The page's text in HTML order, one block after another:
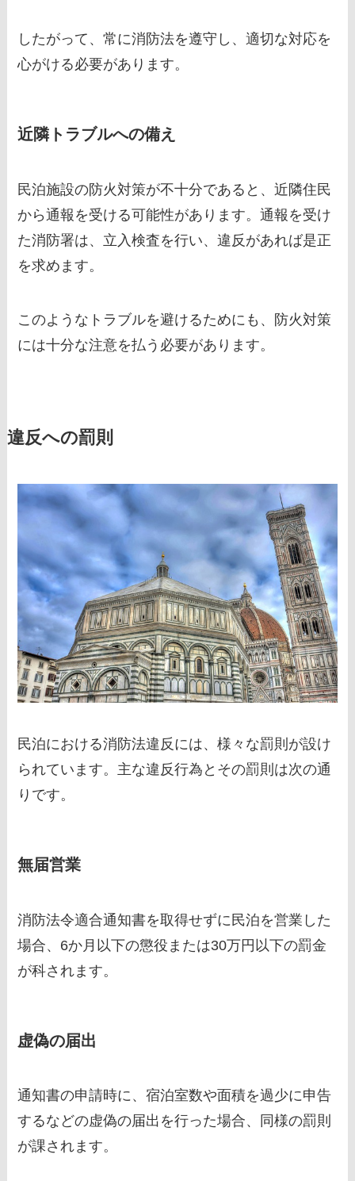
したがって、常に消防法を遵守し、適切な対応を
心がける必要があります。
近隣トラブルへの備え
民泊施設の防火対策が不十分であると、近隣住民
から通報を受ける可能性があります。通報を受け
た消防署は、立入検査を行い、違反があれば是正
を求めます。
このようなトラブルを避けるためにも、防火対策
には十分な注意を払う必要があります。
違反への罰則
民泊における消防法違反には、様々な罰則が設け
られています。主な違反行為とその罰則は次の通
りです。
無届営業
消防法令適合通知書を取得せずに民泊を営業した
場合、6か月以下の懲役または30万円以下の罰金
が科されます。
虚偽の届出
通知書の申請時に、宿泊室数や面積を過少に申告
するなどの虚偽の届出を行った場合、同様の罰則
が課されます。